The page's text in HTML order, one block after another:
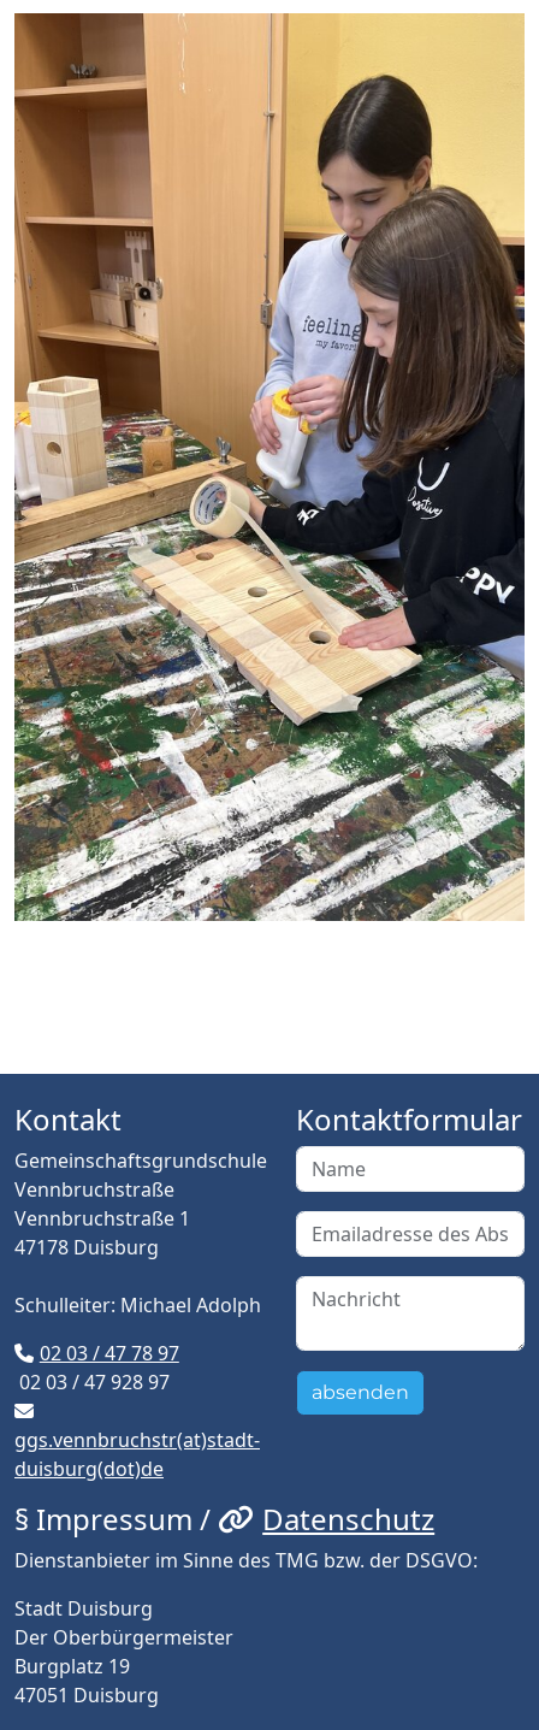
Kontakt
Gemeinschaftsgrundschule
Vennbruchstraße
Vennbruchstraße 1
47178 Duisburg
Schulleiter: Michael Adolph
02 03 / 47 78 97
02 03 / 47 928 97
ggs.vennbruchstr(at)stadt-
duisburg(dot)de
Kontaktformular
absenden
§ Impressum / Datenschutz
Dienstanbieter im Sinne des TMG bzw. der DSGVO:
Stadt Duisburg
Der Oberbürgermeister
Burgplatz 19
47051 Duisburg